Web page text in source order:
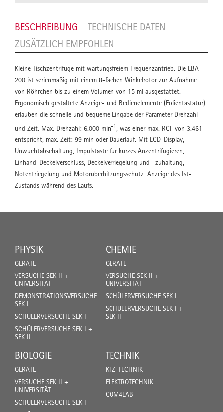
BESCHREIBUNG
TECHNISCHE DATEN
ZUSÄTZLICH EMPFOHLEN
Kleine Tischzentrifuge mit wartungsfreiem Frequenzantrieb. Die EBA
200 ist serienmäßig mit einem 8-fachen Winkelrotor zur Aufnahme
von Röhrchen bis zu einem Volumen von 15 ml ausgestattet.
Ergonomisch gestaltete Anzeige- und Bedienelemente (Folientastatur)
erlauben die schnelle und bequeme Eingabe der Parameter Drehzahl
und Zeit. Max. Drehzahl: 6.000 min-1
, was einer max. RCF von 3.461
entspricht, max. Zeit: 99 min oder Dauerlauf. Mit LCD-Display,
Unwuchtabschaltung, Impulstaste für kurzes Anzentrifugieren,
Einhand-Deckelverschluss, Deckelverriegelung und –zuhaltung,
Notentriegelung und Motorüberhitzungsschutz. Anzeige des Ist-
Zustands während des Laufs.
PHYSIK
GERÄTE
VERSUCHE SEK II +
UNIVERSITÄT
DEMONSTRATIONSVERSUCHE
SEK I
SCHÜLERVERSUCHE SEK I
SCHÜLERVERSUCHE SEK I +
SEK II
CHEMIE
GERÄTE
VERSUCHE SEK II +
UNIVERSITÄT
SCHÜLERVERSUCHE SEK I
SCHÜLERVERSUCHE SEK I +
SEK II
BIOLOGIE
GERÄTE
VERSUCHE SEK II +
UNIVERSITÄT
SCHÜLERVERSUCHE SEK I
TECHNIK
KFZ-TECHNIK
ELEKTROTECHNIK
COM4LAB